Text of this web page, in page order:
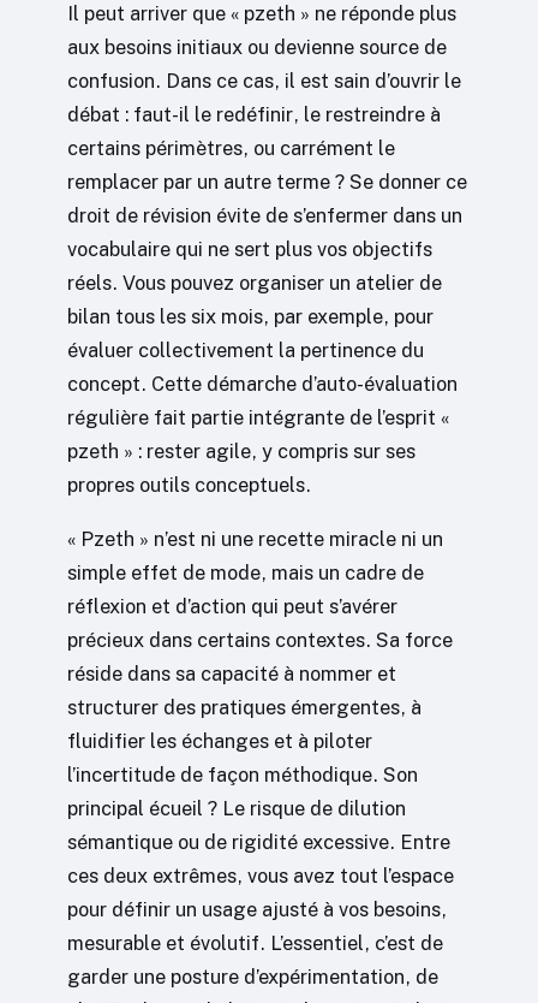
Il peut arriver que « pzeth » ne réponde plus
aux besoins initiaux ou devienne source de
confusion. Dans ce cas, il est sain d’ouvrir le
débat : faut-il le redéfinir, le restreindre à
certains périmètres, ou carrément le
remplacer par un autre terme ? Se donner ce
droit de révision évite de s’enfermer dans un
vocabulaire qui ne sert plus vos objectifs
réels. Vous pouvez organiser un atelier de
bilan tous les six mois, par exemple, pour
évaluer collectivement la pertinence du
concept. Cette démarche d’auto-évaluation
régulière fait partie intégrante de l’esprit «
pzeth » : rester agile, y compris sur ses
propres outils conceptuels.
« Pzeth » n’est ni une recette miracle ni un
simple effet de mode, mais un cadre de
réflexion et d’action qui peut s’avérer
précieux dans certains contextes. Sa force
réside dans sa capacité à nommer et
structurer des pratiques émergentes, à
fluidifier les échanges et à piloter
l’incertitude de façon méthodique. Son
principal écueil ? Le risque de dilution
sémantique ou de rigidité excessive. Entre
ces deux extrêmes, vous avez tout l’espace
pour définir un usage ajusté à vos besoins,
mesurable et évolutif. L’essentiel, c’est de
garder une posture d’expérimentation, de